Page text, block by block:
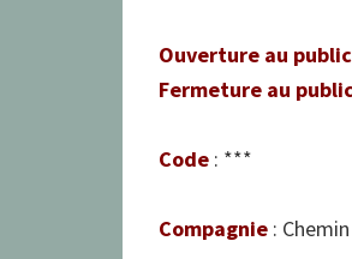
Ouverture au public
Fermeture au
Code : ***
Compagnie :